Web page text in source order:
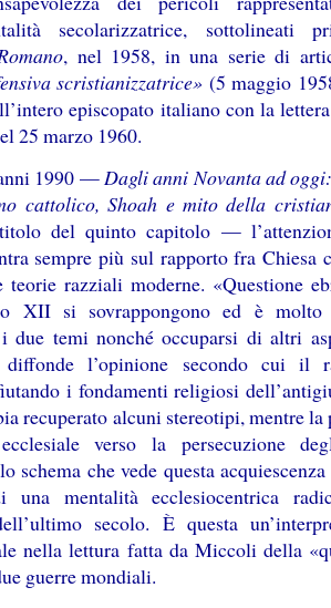
secolarizzatrice, sottolineati
, nel 1958, in una serie di
scristianizzatrice» (5 maggio
episcopato italiano con la
25 marzo 1960.
1990 —Dagli anni Novanta ad
cattolico, Shoah e mito della
del quinto capitolo —
sempre più sul rapporto fra Chiesa
teorie razziali moderne. «Questione
XII si sovrappongono ed è molto
due temi nonché occuparsi di altri
l’opinione secondo cui il
i fondamenti religiosi
recuperato alcuni stereotipi, mentre la
ecclesiale verso la persecuzione
schema che vede questa
una mentalità ecclesiocentrica
secolo. È questa
nella lettura fatta da Miccoli della
guerre mondiali.